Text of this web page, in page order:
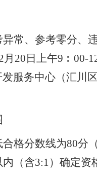
常、参考零分、
月 20 日上午9︰00-
服务中心（汇川
格分数线为80分
内（含3:1）确定